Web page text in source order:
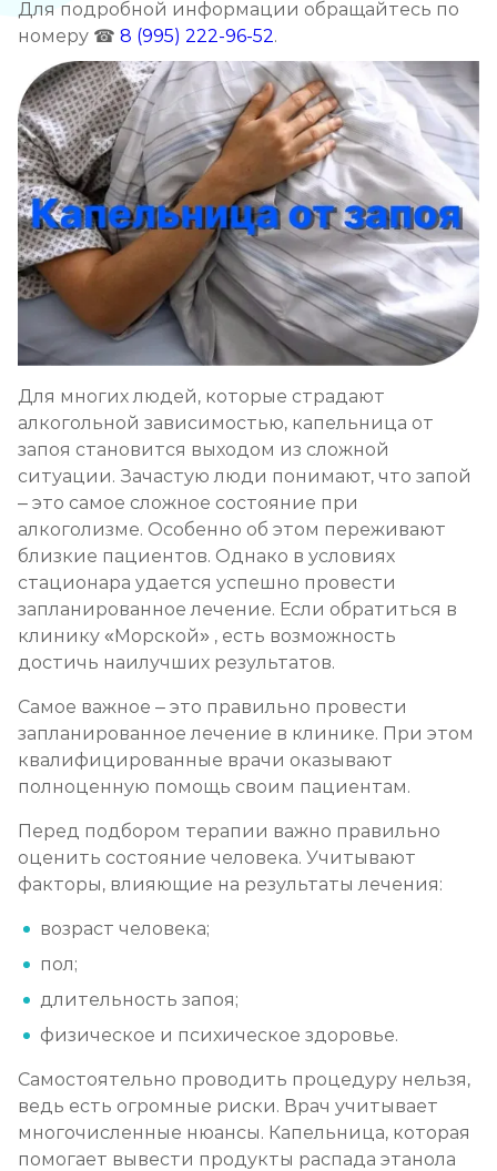
Кодирование от алкоголизма
Кодирование на дому
от 2 850 ₽ Записаться
Кодирование дисульфирамом
от 2 500 ₽ Записаться
Кодирование Аквилонгом
от 2 850 ₽ Записаться
Кодирование Алгоминалом
от 2 500 ₽ Записаться
Кодирование препаратом Тетлонг 250
Записаться
Кодирование Колме
от 3 600 ₽ Записаться
Кодирование с провокацией
от 3 200 ₽ Записаться
от 4 300 ₽ Записаться
от 5 700 ₽
Химический блок от алкоголизма
от 2 850 ₽ Записаться
Вшивание Торпедо
от 3 600 ₽ Записаться
Для подробной информации обращайтесь по
номеру ☎ 8 (995) 222-96-52.
Для многих людей, которые страдают
алкогольной зависимостью, капельница от
запоя становится выходом из сложной
ситуации. Зачастую люди понимают, что запой
– это самое сложное состояние при
алкоголизме. Особенно об этом переживают
близкие пациентов. Однако в условиях
стационара удается успешно провести
запланированное лечение. Если обратиться в
клинику «Морской» , есть возможность
достичь наилучших результатов.
Самое важное – это правильно провести
запланированное лечение в клинике. При этом
квалифицированные врачи оказывают
полноценную помощь своим пациентам.
Перед подбором терапии важно правильно
оценить состояние человека. Учитывают
факторы, влияющие на результаты лечения:
возраст человека;
пол;
длительность запоя;
физическое и психическое здоровье.
Самостоятельно проводить процедуру нельзя,
ведь есть огромные риски. Врач учитывает
многочисленные нюансы. Капельница, которая
помогает вывести продукты распада этанола